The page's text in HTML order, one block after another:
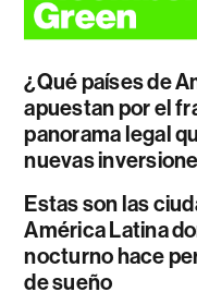
¿Qué países de
apuestan por el
panorama legal
nuevas
Estas son las
América Latina
nocturno hace
de sueño